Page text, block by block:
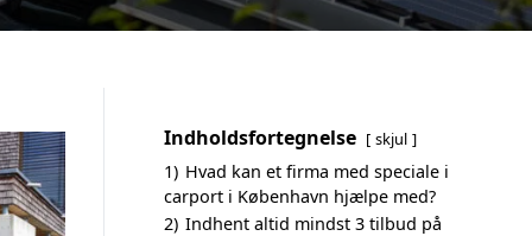
Indholdsfortegnelse skjul
1) Hvad kan et firma med speciale i
carport i København hjælpe med?
2) Indhent altid mindst 3 tilbud på